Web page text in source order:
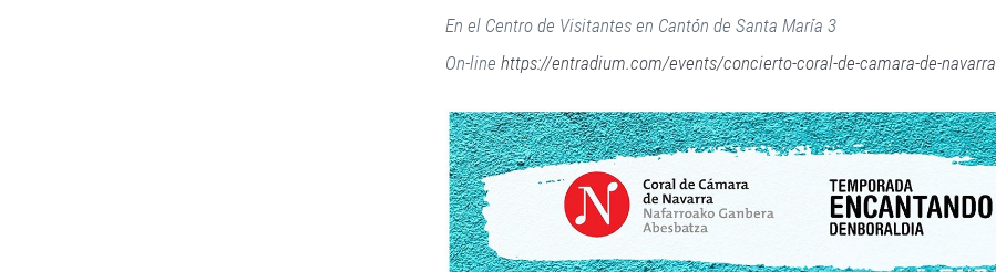
En el Centro de Visitantes en Cantón de Santa María 3
On-line https://entradium.com/events/concierto-coral-de-camara-de-navarra